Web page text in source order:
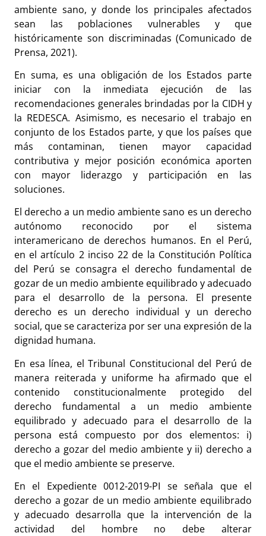
ambiente sano, y donde los principales afectados
sean las poblaciones vulnerables y que
históricamente son discriminadas (Comunicado de
Prensa, 2021).
En suma, es una obligación de los Estados parte
iniciar con la inmediata ejecución de las
recomendaciones generales brindadas por la CIDH y
la REDESCA. Asimismo, es necesario el trabajo en
conjunto de los Estados parte, y que los países que
más contaminan, tienen mayor capacidad
contributiva y mejor posición económica aporten
con mayor liderazgo y participación en las
soluciones.
El derecho a un medio ambiente sano es un derecho
autónomo reconocido por el sistema
interamericano de derechos humanos. En el Perú,
en el artículo 2 inciso 22 de la Constitución Política
del Perú se consagra el derecho fundamental de
gozar de un medio ambiente equilibrado y adecuado
para el desarrollo de la persona. El presente
derecho es un derecho individual y un derecho
social, que se caracteriza por ser una expresión de la
dignidad humana.
En esa línea, el Tribunal Constitucional del Perú de
manera reiterada y uniforme ha afirmado que el
contenido constitucionalmente protegido del
derecho fundamental a un medio ambiente
equilibrado y adecuado para el desarrollo de la
persona está compuesto por dos elementos: i)
derecho a gozar del medio ambiente y ii) derecho a
que el medio ambiente se preserve.
En el Expediente 0012-2019-PI se señala que el
derecho a gozar de un medio ambiente equilibrado
y adecuado desarrolla que la intervención de la
actividad del hombre no debe alterar